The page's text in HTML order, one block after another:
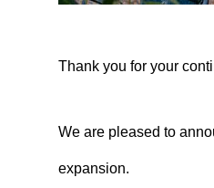
Thank you for your
We are pleased to
expansion.